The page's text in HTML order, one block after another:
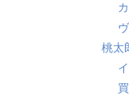
桃太